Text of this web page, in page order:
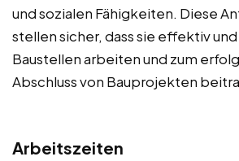
und sozialen Fähigkeiten. Diese
stellen sicher, dass sie effektiv
Baustellen arbeiten und zum
Abschluss von Bauprojekten
Arbeitszeiten